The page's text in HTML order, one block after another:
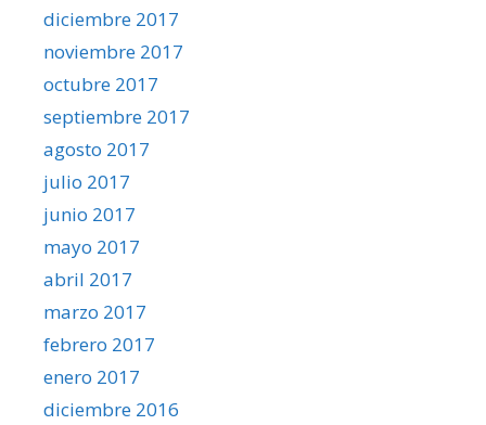
diciembre 2017
noviembre 2017
octubre 2017
septiembre 2017
agosto 2017
julio 2017
junio 2017
mayo 2017
abril 2017
marzo 2017
febrero 2017
enero 2017
diciembre 2016